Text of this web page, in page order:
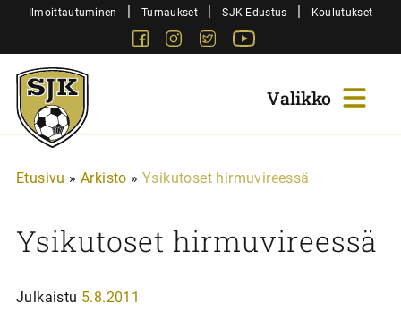
SiirryIlmoittautuminen | Turnaukset | SJK-Edustus | Koulutukset
FacebookInstagram
Twitter
Sjk-
Juniorit
Etusivu » Arkisto » Ysikutoset hirmuvireessä
Ysikutoset hirmuvireessä
Julkaistu 5.8.2011